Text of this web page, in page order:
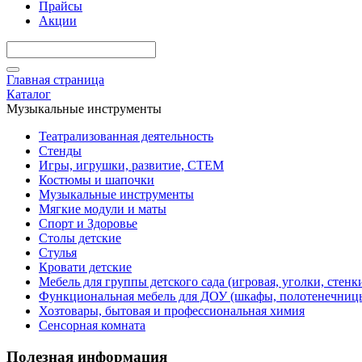
Прайсы
Акции
Главная страница
Каталог
Музыкальные инструменты
Театрализованная деятельность
Стенды
Игры, игрушки, развитие, СТЕМ
Костюмы и шапочки
Музыкальные инструменты
Мягкие модули и маты
Спорт и Здоровье
Столы детские
Стулья
Кровати детские
Мебель для группы детского сада (игровая, уголки,
Функциональная мебель для ДОУ (шкафы,
Хозтовары, бытовая и профессиональная химия
Сенсорная комната
Полезная информация